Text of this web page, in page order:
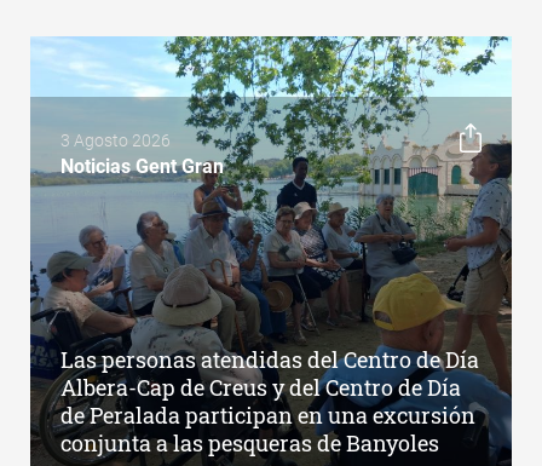
3 Agosto 2026
Noticias Gent Gran
Las personas atendidas del Centro de Día
Albera-Cap de Creus y del Centro de Día
de Peralada participan en una excursión
conjunta a las pesqueras de Banyoles